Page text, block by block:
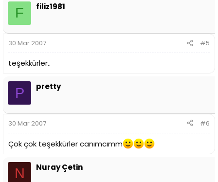
F filiz1981
30 Mar 2007 #5
teşekkürler..
P pretty
30 Mar 2007 #6
Çok çok teşekkürler canımcımm
N Nuray Çetin